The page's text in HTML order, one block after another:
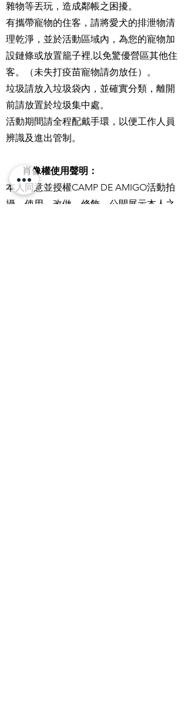
雜物等丟玩，造成鄰帳之困擾。
有攜帶寵物的住客，請將愛犬的排泄物清
理乾淨，並於活動區域內，為您的寵物加
設鏈條或放置籠子裡,以免驚優營區其他住
客。（未失打疫苗寵物請勿放任）。
垃圾請放入垃圾袋內，並確實分類，離開
前請放置於垃圾集中處。
活動期間請全程配戴手環，以便工作人員
辨識及進出管制。
肖像權使用聲明：
本人同意並授權CAMP DE AMIGO活動拍
攝、使用、改做、修飾、公開展示本人之